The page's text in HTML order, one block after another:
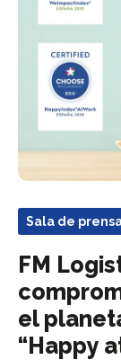
Sala de
FM
el
“Happy